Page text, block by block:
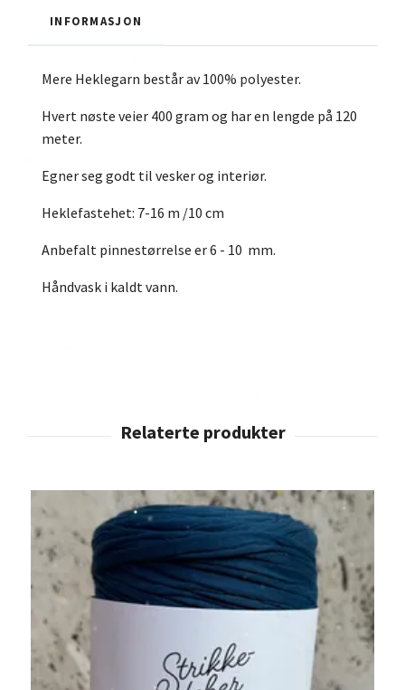
INFORMASJON
Mere Heklegarn består av 100% polyester.
Hvert nøste veier 400 gram og har en lengde på 120
meter.
Egner seg godt til vesker og interiør.
Heklefastehet: 7-16 m /10 cm
Anbefalt pinnestørrelse er 6 - 10 mm.
Håndvask i kaldt vann.